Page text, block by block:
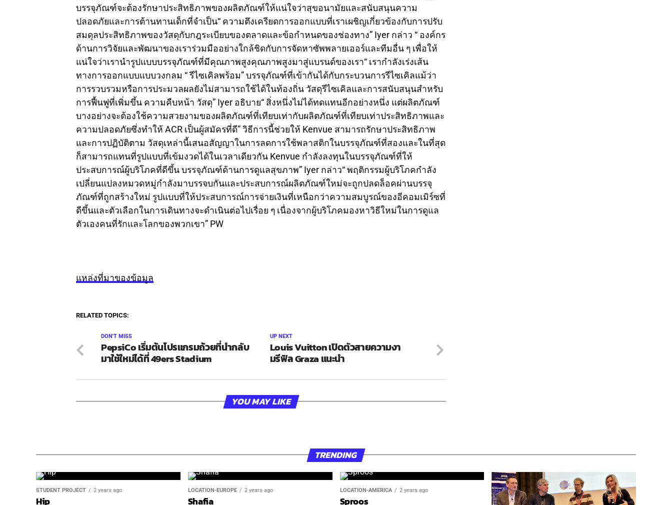
บรรจุภัณฑ์จะต้องรักษาประสิทธิภาพของผลิตภัณฑ์ให้แน่ใจว่าสุขอนามัยและสนับสนุนความ
ปลอดภัยและการต้านทานเด็กที่จำเป็น“ ความตึงเครียดการออกแบบที่เราเผชิญเกี่ยวข้องกับการปรับ
สมดุลประสิทธิภาพของวัสดุกับกฎระเบียบของตลาดและข้อกำหนดของช่องทาง” Iyer กล่าว “ องค์กร
ด้านการวิจัยและพัฒนาของเราร่วมมืออย่างใกล้ชิดกับการจัดหาซัพพลายเออร์และทีมอื่น ๆ เพื่อให้
แน่ใจว่าเรานำรูปแบบบรรจุภัณฑ์ที่มีคุณภาพสูงคุณภาพสูงมาสู่แบรนด์ของเรา“ เรากำลังเร่งเส้น
ทางการออกแบบแบบวงกลม “ รีไซเคิลพร้อม” บรรจุภัณฑ์ที่เข้ากันได้กับกระบวนการรีไซเคิลแม้ว่า
การรวบรวมหรือการประมวลผลยังไม่สามารถใช้ได้ในท้องถิ่น วัสดุรีไซเคิลและการสนับสนุนสำหรับ
การฟื้นฟูที่เพิ่มขึ้น ความคืบหน้า วัสดุ” Iyer อธิบาย“ สิ่งหนึ่งไม่ได้ทดแทนอีกอย่างหนึ่ง แต่ผลิตภัณฑ์
บางอย่างจะต้องใช้ความสวยงามของผลิตภัณฑ์ที่เทียบเท่ากับผลิตภัณฑ์ที่เทียบเท่าประสิทธิภาพและ
ความปลอดภัยซึ่งทำให้ ACR เป็นผู้สมัครที่ดี” วิธีการนี้ช่วยให้ Kenvue สามารถรักษาประสิทธิภาพ
และการปฏิบัติตาม วัสดุเหล่านี้เสนอสัญญาในการลดการใช้พลาสติกในบรรจุภัณฑ์ที่สองและในที่สุด
ก็สามารถแทนที่รูปแบบที่เข้มงวดได้ในเวลาเดียวกัน Kenvue กำลังลงทุนในบรรจุภัณฑ์ที่ให้
ประสบการณ์ผู้บริโภคที่ดีขึ้น บรรจุภัณฑ์ด้านการดูแลสุขภาพ” Iyer กล่าว“ พฤติกรรมผู้บริโภคกำลัง
เปลี่ยนแปลงหมวดหมู่กำลังมาบรรจบกันและประสบการณ์ผลิตภัณฑ์ใหม่จะถูกปลดล็อคผ่านบรรจุ
ภัณฑ์ที่ถูกสร้างใหม่ รูปแบบที่ให้ประสบการณ์การจ่ายเงินที่เหนือกว่าความสมบูรณ์ของอีคอมเมิร์ซที่
ดีขึ้นและตัวเลือกในการเดินทางจะดำเนินต่อไปเรื่อย ๆ เนื่องจากผู้บริโภคมองหาวิธีใหม่ในการดูแล
ตัวเองคนที่รักและโลกของพวกเขา” PW
แหล่งที่มาของข้อมูล
RELATED TOPICS:
UP NEXT
Louis Vuitton เปิดตัวสายความงา
มรีฟิล Graza แนะนำ
DON'T MISS
PepsiCo เริ่มต้นโปรแกรมถ้วยที่นำกลับ
มาใช้ใหม่ได้ที่ 49ers Stadium
YOU MAY LIKE
TRENDING
STUDENT PROJECT 2 years ago
Hip
LOCATION-EUROPE 2 years ago
Shafia
LOCATION-AMERICA 2 years ago
Sproos